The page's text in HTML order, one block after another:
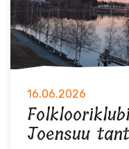
16.06.2026
Joensuu